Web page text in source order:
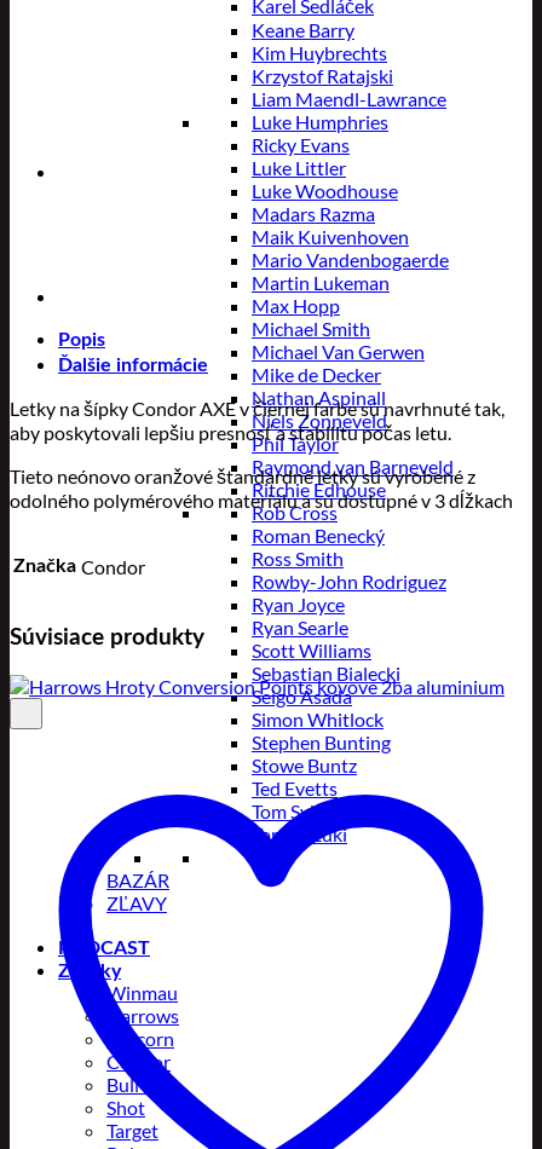
Karel Sedláček
Keane Barry
Kim Huybrechts
Krzystof Ratajski
Liam Maendl-Lawrance
Luke Humphries
Ricky Evans
Luke Littler
Luke Woodhouse
Madars Razma
Maik Kuivenhoven
Mario Vandenbogaerde
Martin Lukeman
Max Hopp
Michael Smith
Michael Van Gerwen
Mike de Decker
Nathan Aspinall
Niels Zonneveld
Phil Taylor
Raymond van Barneveld
Ritchie Edhouse
Rob Cross
Roman Benecký
Ross Smith
Rowby-John Rodriguez
Ryan Joyce
Ryan Searle
Scott Williams
Sebastian Bialecki
Seigo Asada
Simon Whitlock
Stephen Bunting
Stowe Buntz
Ted Evetts
Tom Sykes
Toru Suzuki
BAZÁR
ZĽAVY
PODCAST
Značky
Winmau
Harrows
Unicorn
Condor
Bull’s
Shot
Target
Popis
Ďalšie informácie
Letky na šípky Condor AXE v čiernej farbe sú navrhnuté tak,
aby poskytovali lepšiu presnosť a stabilitu počas letu.
Tieto neónovo oranžové štandardné letky sú vyrobené z
odolného polymérového materiálu a sú dostupné v 3 dĺžkach
Značka Condor
Súvisiace produkty